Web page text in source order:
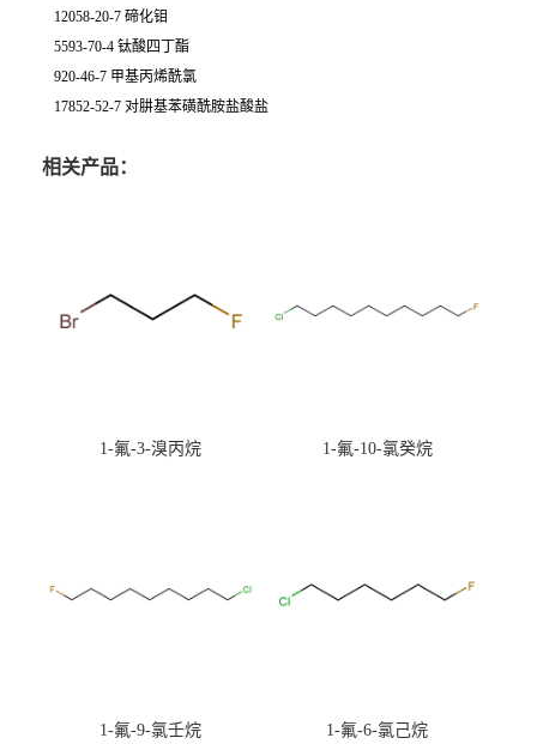
12058-20-7 碲化钼
5593-70-4 钛酸四丁酯
920-46-7 甲基丙烯酰氯
17852-52-7 对肼基苯磺酰胺盐酸盐
相关产品：
1-氟-3-溴丙烷 1-氟-10-氯癸烷
1-氟-9-氯壬烷 1-氟-6-氯己烷